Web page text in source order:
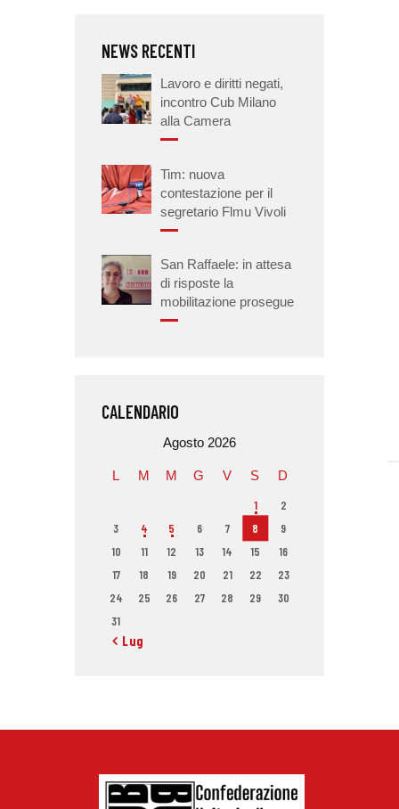
NEWS RECENTI
Lavoro e diritti negati,
incontro Cub Milano
alla Camera
Tim: nuova
contestazione per il
segretario Flmu Vivoli
San Raffaele: in attesa
di risposte la
mobilitazione prosegue
CALENDARIO
Agosto 2026
L M M G V S D
1
2
3
4 5 6 7 8
9
10
11 12 13 14 15
16
17
18 19 20 21 22
23
24
25 26 27 28 29
30
31
« Lug